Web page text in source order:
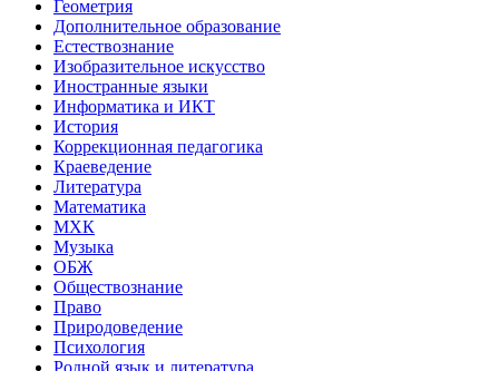
Геометрия
Дополнительное образование
Естествознание
Изобразительное искусство
Иностранные языки
Информатика и ИКТ
История
Коррекционная педагогика
Краеведение
Литература
Математика
МХК
Музыка
ОБЖ
Обществознание
Право
Природоведение
Психология
Родной язык и литература